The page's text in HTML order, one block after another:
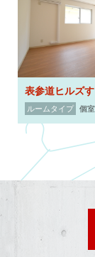
ルームタイプ 個